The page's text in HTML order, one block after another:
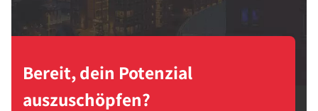
Bereit, dein Potenzial
auszuschöpfen?